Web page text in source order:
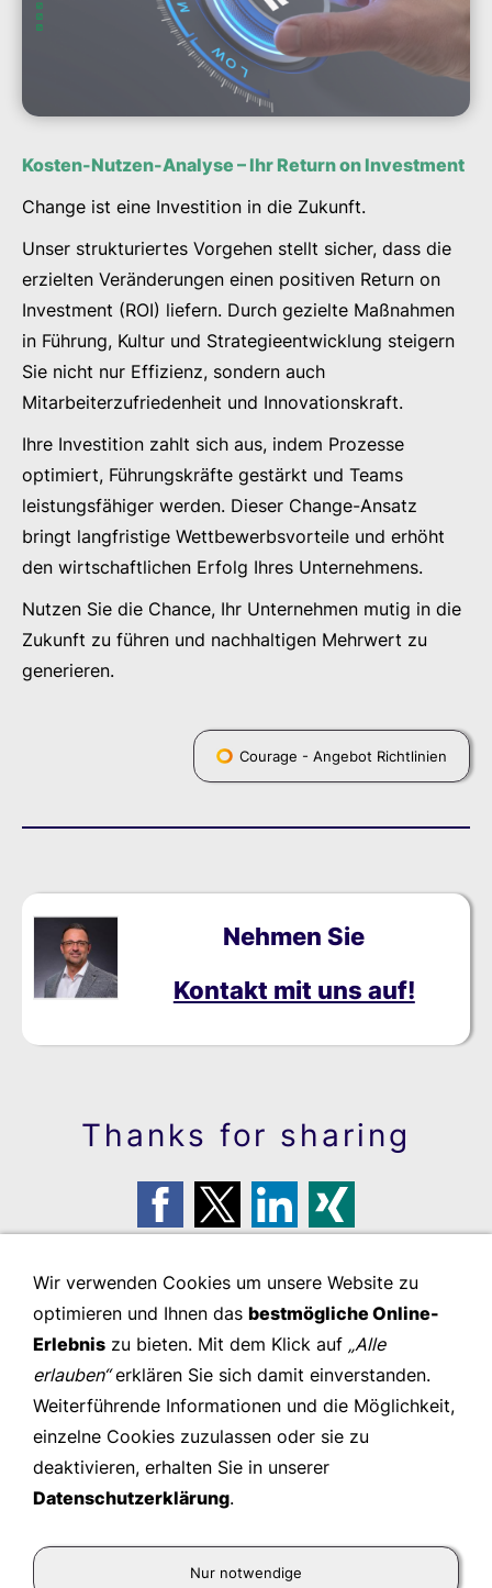
Kosten-Nutzen-Analyse – Ihr Return on Investment
Change ist eine Investition in die Zukunft.
Unser strukturiertes Vorgehen stellt sicher, dass die
erzielten Veränderungen einen positiven Return on
Investment (ROI) liefern. Durch gezielte Maßnahmen
in Führung, Kultur und Strategieentwicklung steigern
Sie nicht nur Effizienz, sondern auch
Mitarbeiterzufriedenheit und Innovationskraft.
Ihre Investition zahlt sich aus, indem Prozesse
optimiert, Führungskräfte gestärkt und Teams
leistungsfähiger werden. Dieser Change-Ansatz
bringt langfristige Wettbewerbsvorteile und erhöht
den wirtschaftlichen Erfolg Ihres Unternehmens.
Nutzen Sie die Chance, Ihr Unternehmen mutig in die
Zukunft zu führen und nachhaltigen Mehrwert zu
generieren.
Courage - Angebot Richtlinien
Nehmen Sie
Kontakt mit uns auf!
Thanks for sharing
Wir gestalten zukunftsfähige Organisationen und
Wir verwenden Cookies um unsere Website zu
optimieren und Ihnen das bestmögliche Online-
Erlebnis zu bieten. Mit dem Klick auf „Alle
erlauben“erklären Sie sich damit einverstanden.
Weiterführende Informationen und die Möglichkeit,
einzelne Cookies zuzulassen oder sie zu
deaktivieren, erhalten Sie in unserer
Datenschutzerklärung.
Nur notwendige